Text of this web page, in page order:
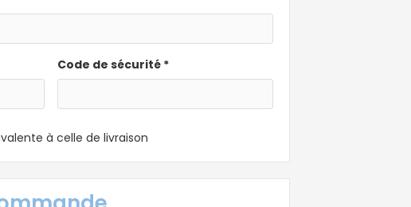
Code de sécurité *
à celle de livraison